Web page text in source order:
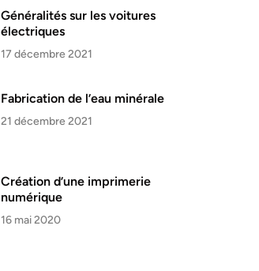
Généralités sur les voitures
électriques
17 décembre 2021
Fabrication de l’eau minérale
21 décembre 2021
Création d’une imprimerie
numérique
16 mai 2020